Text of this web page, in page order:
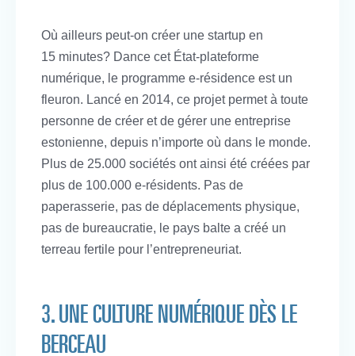
Où ailleurs peut-on créer une startup en
15 minutes? Dance cet État-plateforme
numérique, le programme e-résidence est un
fleuron. Lancé en 2014, ce projet permet à toute
personne de créer et de gérer une entreprise
estonienne, depuis n’importe où dans le monde.
Plus de 25.000 sociétés ont ainsi été créées par
plus de 100.000 e-résidents. Pas de
paperasserie, pas de déplacements physique,
pas de bureaucratie, le pays balte a créé un
terreau fertile pour l’entrepreneuriat.
3. UNE CULTURE NUMÉRIQUE DÈS LE
BERCEAU